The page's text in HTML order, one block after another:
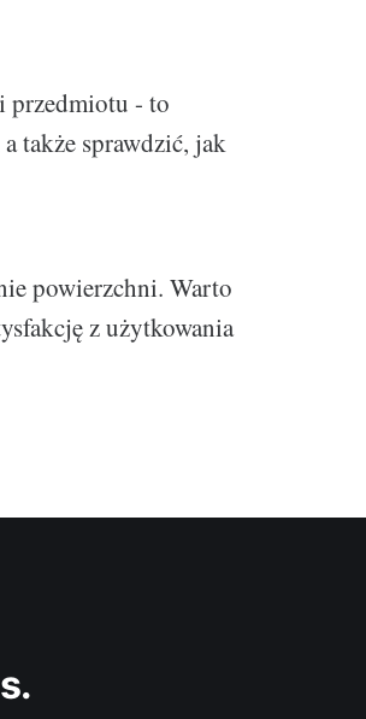
przedmiotu - to
także sprawdzić, jak
powierzchni. Warto
z użytkowania